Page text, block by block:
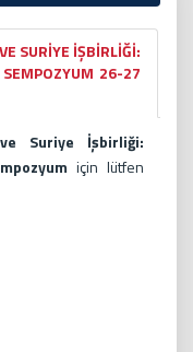
SURİYE İŞBİRLİĞİ:
SEMPOZYUM 26-27
Suriye İşbirliği:
için lütfen